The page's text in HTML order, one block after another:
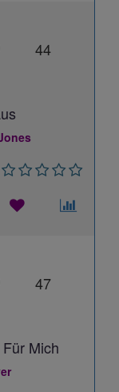
44
47
Mich